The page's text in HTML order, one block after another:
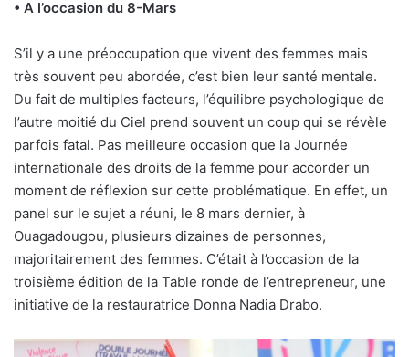
• A l’occasion du 8-Mars
S’il y a une préoccupation que vivent des femmes mais
très souvent peu abordée, c’est bien leur santé mentale.
Du fait de multiples facteurs, l’équilibre psychologique de
l’autre moitié du Ciel prend souvent un coup qui se révèle
parfois fatal. Pas meilleure occasion que la Journée
internationale des droits de la femme pour accorder un
moment de réflexion sur cette problématique. En effet, un
panel sur le sujet a réuni, le 8 mars dernier, à
Ouagadougou, plusieurs dizaines de personnes,
majoritairement des femmes. C’était à l’occasion de la
troisième édition de la Table ronde de l’entrepreneur, une
initiative de la restauratrice Donna Nadia Drabo.